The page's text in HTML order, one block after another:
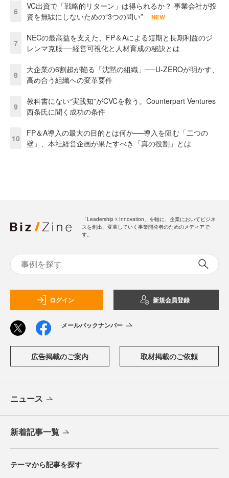
6
VC出資で「戦略的リターン」は得られるか？ 事業会社が投
資を無駄にしないための“3つの問い”
NEW
7
NECの最高益を支えた、FP＆Aによる短期と長期利益のジ
レンマ克服──経営可視化と人材育成の秘訣とは
8
大企業の6割超が陥る「沈黙の組織」──U-ZEROが明かす、
高め合う組織への変革要件
9
教科書にない“実践知”がCVCを救う。Counterpart Ventures
西条氏に聞く成功の条件
10
FP＆A導入の最大の目的とは何か──導入を阻む「二つの
壁」、本社経営企画が果たすべき「真の役割」とは
「Leadership ☓ Innovation」を軸に、企業においてビジネ
スを創出、変革していく事業開発者のためのメディアで
す。
ログイン 新規会員登録
メールバックナンバー
広告掲載のご案内 取材掲載のご依頼
ニュース
新着記事一覧
テーマから記事を探す